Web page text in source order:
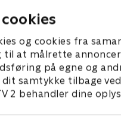
og cookies fra
til at målrette
på egne og
samtykke tilbage
2 behandler dine
og Anna David
2023 • 29 min